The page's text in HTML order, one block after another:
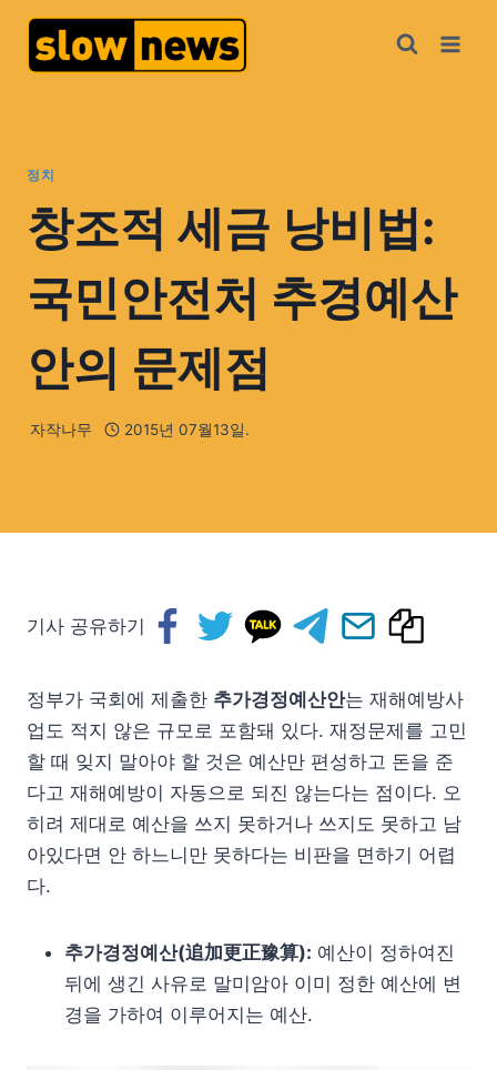
정치
창조적 세금 낭비법:
국민안전처 추경예산
안의 문제점
자작나무 2015년 07월13일.
기사 공유하기
정부가 국회에 제출한 추가경정예산안는 재해예방사
업도 적지 않은 규모로 포함돼 있다. 재정문제를 고민
할 때 잊지 말아야 할 것은 예산만 편성하고 돈을 준
다고 재해예방이 자동으로 되진 않는다는 점이다. 오
히려 제대로 예산을 쓰지 못하거나 쓰지도 못하고 남
아있다면 안 하느니만 못하다는 비판을 면하기 어렵
다.
추가경정예산(追加更正豫算): 예산이 정하여진
뒤에 생긴 사유로 말미암아 이미 정한 예산에 변
경을 가하여 이루어지는 예산.